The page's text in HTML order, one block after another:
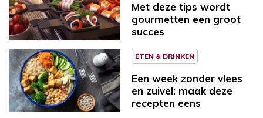
Met deze tips wordt
gourmetten een groot
succes
ETEN & DRINKEN
Een week zonder vlees
en zuivel: maak deze
recepten eens